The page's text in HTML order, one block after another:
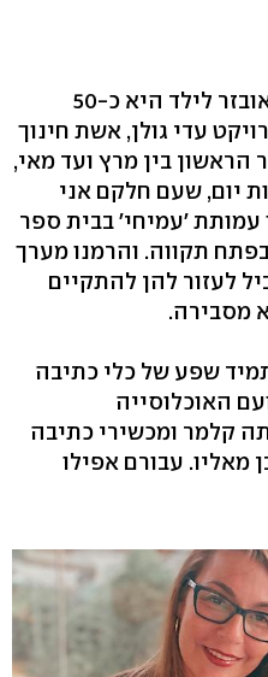
"עלות ממוצעת של קלמר מאובזר לילד היא כ-50
עדי גולן, אשת חינוך
בין מרץ ועד מאי,
יום, שעם חלקם אני
עמותת 'עמיחי' בבית ספר
תקווה. והרמנו מערך
לעזור להן להתקיים
מסבירה.
שפע של כלי כתיבה
האוכלוסייה
קלמר ומכשירי כתיבה
מאליו. עבורם אפילו